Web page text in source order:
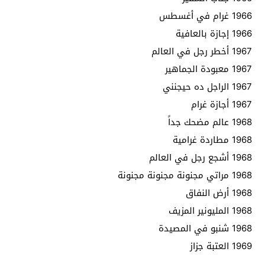
1966 غرام في أغسطس
1966 إجازة بالعافية
1967 أخطر رجل في العالم
1967 معبودة الجماهير
1967 الراجل ده حيجنني
1967 أجازة غرام
1968 عالم مضحك جداً
1968 مطاردة غرامية
1968 أشجع رجل في العالم
1968 مراتي مجنونة مجنونة مجنونة
1968 أرض النفاق
1968 المليونير المزيف
1968 شنبو في المصيدة
1969 العتبة جزاز